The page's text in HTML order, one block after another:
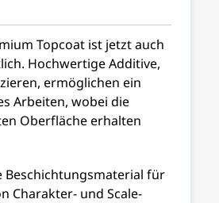
Topcoat ist jetzt auch
Hochwertige Additive,
ermöglichen ein
Arbeiten, wobei die
Oberfläche erhalten
Beschichtungsmaterial für
Charakter- und Scale-